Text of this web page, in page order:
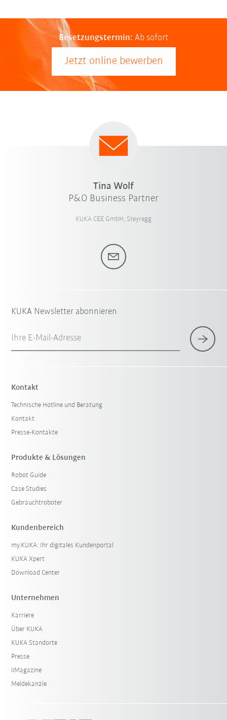
Besetzungstermin: Ab sofort
Jetzt online bewerben
Tina Wolf
P&O Business Partner
KUKA CEE GmbH, Steyregg
KUKA Newsletter abonnieren
Ihre E-Mail-Adresse
Kontakt
Technische Hotline und Beratung
Kontakt
Presse-Kontakte
Produkte & Lösungen
Robot Guide
Case Studies
Gebrauchtroboter
Kundenbereich
my.KUKA: Ihr digitales Kundenportal
KUKA Xpert
Download Center
Unternehmen
Karriere
Über KUKA
KUKA Standorte
Presse
iiMagazine
Meldekanäle